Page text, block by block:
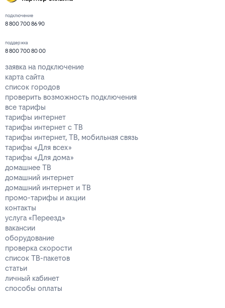
подключение
8 800 700 86 90
поддержка
8 800 700 80 00
заявка на подключение
карта сайта
список городов
проверить возможность подключения
все тарифы
тарифы интернет
тарифы интернет с ТВ
тарифы интернет, ТВ, мобильная связь
тарифы «Для всех»
тарифы «Для дома»
домашнее ТВ
домашний интернет
домашний интернет и ТВ
промо-тарифы и акции
контакты
услуга «Переезд»
вакансии
оборудование
проверка скорости
список ТВ-пакетов
статьи
личный кабинет
способы оплаты